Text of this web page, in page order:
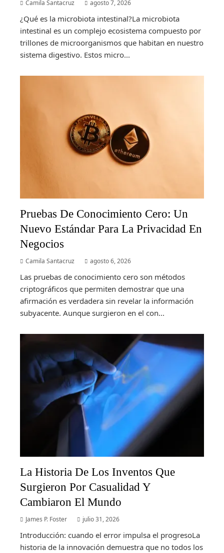
Camila Santacruz agosto 7, 2026
¿Qué es la microbiota intestinal?La microbiota
intestinal es un complejo ecosistema compuesto por
trillones de microorganismos que habitan en nuestro
sistema digestivo. Estos micro...
Pruebas De Conocimiento Cero: Un
Nuevo Estándar Para La Privacidad En
Negocios
Camila Santacruz agosto 6, 2026
Las pruebas de conocimiento cero son métodos
criptográficos que permiten demostrar que una
afirmación es verdadera sin revelar la información
subyacente. Aunque surgieron en el con...
La Historia De Los Inventos Que
Surgieron Por Casualidad Y
Cambiaron El Mundo
James P. Foster julio 31, 2026
Introducción: cuando el error impulsa el progresoLa
historia de la innovación demuestra que no todos los